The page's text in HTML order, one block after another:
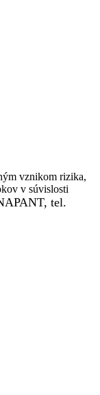
vznikom rizika,
v súvislosti
tel.